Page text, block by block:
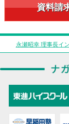
資料請
永瀬昭幸 理事長イ